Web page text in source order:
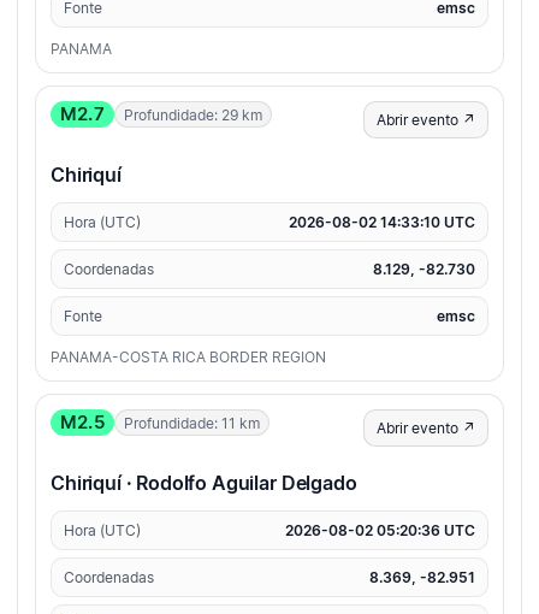
Fonte emsc
PANAMA
M2.7 Profundidade: 29 km Abrir evento ↗
Chiriquí
Hora (UTC) 2026-08-02 14:33:10 UTC
Coordenadas 8.129, -82.730
Fonte emsc
PANAMA-COSTA RICA BORDER REGION
M2.5 Profundidade: 11 km Abrir evento ↗
Chiriquí · Rodolfo Aguilar Delgado
Hora (UTC) 2026-08-02 05:20:36 UTC
Coordenadas 8.369, -82.951